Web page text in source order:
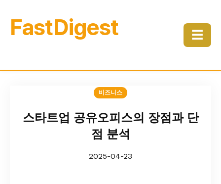
FastDigest ☰
비즈니스
스타트업 공유오피스의 장점과 단
점 분석
2025-04-23